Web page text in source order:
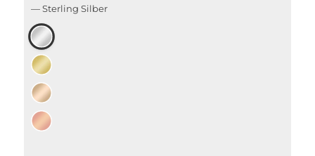
—Sterling Silber